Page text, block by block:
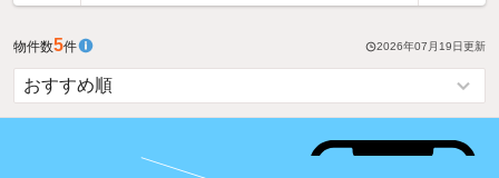
物件数5件 2026年07月19日更新